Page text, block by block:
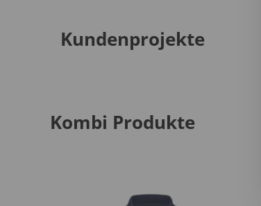
Kundenprojekte
Kombi Produkte